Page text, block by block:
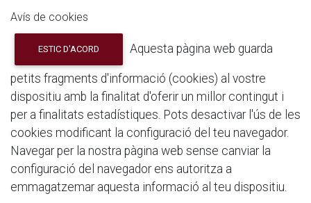
Avís de cookies
ESTIC D'ACORD Aquesta pàgina web guarda
petits fragments d'informació (cookies) al vostre
dispositiu amb la finalitat d'oferir un millor contingut i
per a finalitats estadístiques. Pots desactivar l'ús de les
cookies modificant la configuració del teu navegador.
Navegar per la nostra pàgina web sense canviar la
configuració del navegador ens autoritza a
emmagatzemar aquesta informació al teu dispositiu.